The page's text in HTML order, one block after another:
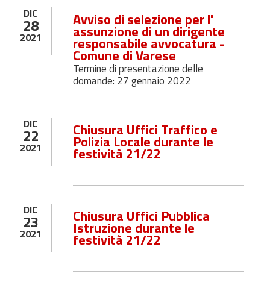
DIC
28
2021
Avviso di selezione per l'
assunzione di un dirigente
responsabile avvocatura -
Comune di Varese
Termine di presentazione delle
domande: 27 gennaio 2022
DIC
22
2021
Chiusura Uffici Traffico e
Polizia Locale durante le
festività 21/22
DIC
23
2021
Chiusura Uffici Pubblica
Istruzione durante le
festività 21/22